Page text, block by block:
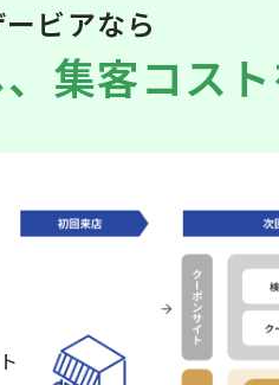
ービアなら
集客コス